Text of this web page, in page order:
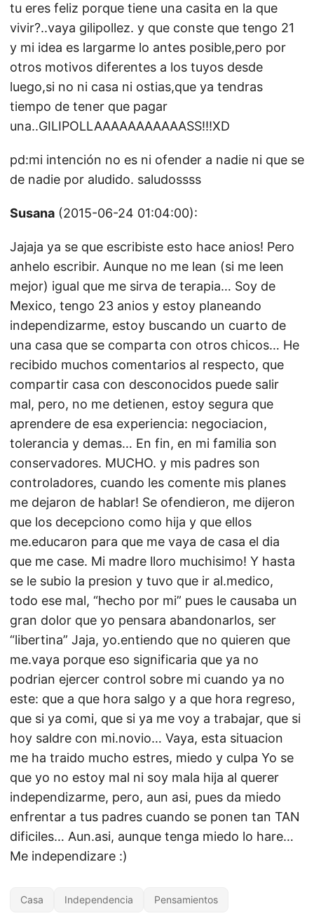
tu eres feliz porque tiene una casita en la que
vivir?..vaya gilipollez. y que conste que tengo 21
y mi idea es largarme lo antes posible,pero por
otros motivos diferentes a los tuyos desde
luego,si no ni casa ni ostias,que ya tendras
tiempo de tener que pagar
una..GILIPOLLAAAAAAAAAAASS!!!XD
pd:mi intención no es ni ofender a nadie ni que se
de nadie por aludido. saludossss
Susana (2015-06-24 01:04:00):
Jajaja ya se que escribiste esto hace anios! Pero
anhelo escribir. Aunque no me lean (si me leen
mejor) igual que me sirva de terapia… Soy de
Mexico, tengo 23 anios y estoy planeando
independizarme, estoy buscando un cuarto de
una casa que se comparta con otros chicos… He
recibido muchos comentarios al respecto, que
compartir casa con desconocidos puede salir
mal, pero, no me detienen, estoy segura que
aprendere de esa experiencia: negociacion,
tolerancia y demas… En fin, en mi familia son
conservadores. MUCHO. y mis padres son
controladores, cuando les comente mis planes
me dejaron de hablar! Se ofendieron, me dijeron
que los decepciono como hija y que ellos
me.educaron para que me vaya de casa el dia
que me case. Mi madre lloro muchisimo! Y hasta
se le subio la presion y tuvo que ir al.medico,
todo ese mal, “hecho por mi” pues le causaba un
gran dolor que yo pensara abandonarlos, ser
“libertina” Jaja, yo.entiendo que no quieren que
me.vaya porque eso significaria que ya no
podrian ejercer control sobre mi cuando ya no
este: que a que hora salgo y a que hora regreso,
que si ya comi, que si ya me voy a trabajar, que si
hoy saldre con mi.novio… Vaya, esta situacion
me ha traido mucho estres, miedo y culpa Yo se
que yo no estoy mal ni soy mala hija al querer
independizarme, pero, aun asi, pues da miedo
enfrentar a tus padres cuando se ponen tan TAN
dificiles… Aun.asi, aunque tenga miedo lo hare…
Me independizare :)
Casa Independencia Pensamientos